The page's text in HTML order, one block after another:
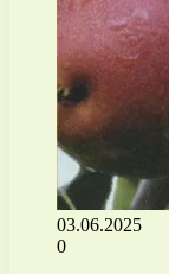
03.06.2025
0